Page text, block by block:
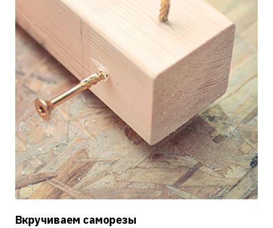
Вкручиваем саморезы